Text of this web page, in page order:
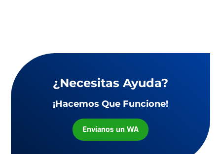
¿Necesitas Ayuda?
¡Hacemos Que Funcione!
Envíanos un WA